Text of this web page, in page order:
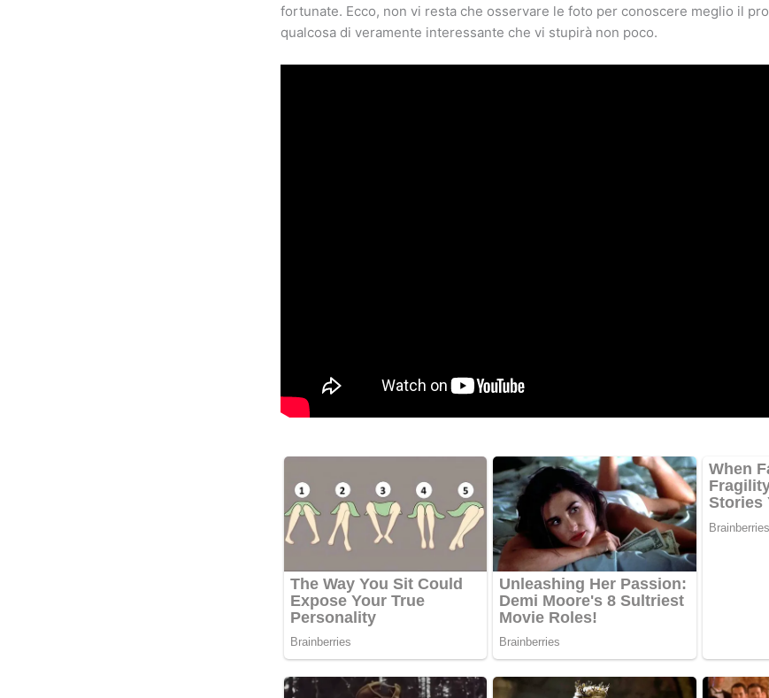
fortunate. Ecco, non vi resta che osservare le foto per conoscere meglio il
qualcosa di veramente interessante che vi stupirà non poco.